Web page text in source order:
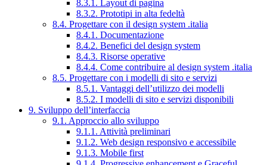
8.3.1. Layout di pagina
8.3.2. Prototipi in alta fedeltà
8.4. Progettare con il design system .italia
8.4.1. Documentazione
8.4.2. Benefici del design system
8.4.3. Risorse operative
8.4.4. Come contribuire al design system .italia
8.5. Progettare con i modelli di sito e servizi
8.5.1. Vantaggi dell’utilizzo dei modelli
8.5.2. I modelli di sito e servizi disponibili
9. Sviluppo dell’interfaccia
9.1. Approccio allo sviluppo
9.1.1. Attività preliminari
9.1.2. Web design responsivo e accessibile
9.1.3. Mobile first